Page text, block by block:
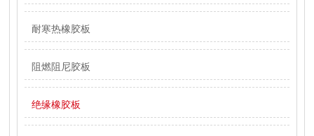
耐寒热橡胶板
阻燃阻尼胶板
绝缘橡胶板